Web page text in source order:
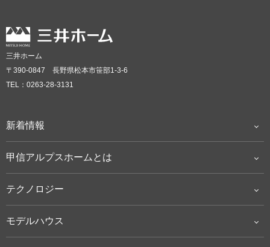
三井ホーム
〒390-0847 長野県松本市笹部1-3-6
TEL：0263-28-3131
新着情報
甲信アルプスホームとは
テクノロジー
モデルハウス